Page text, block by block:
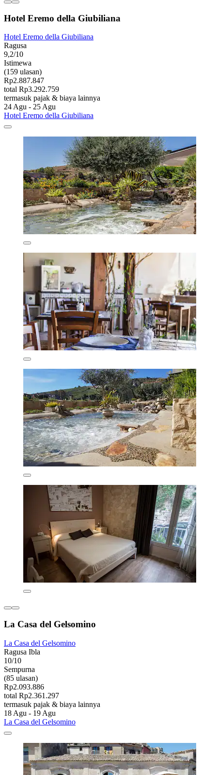
Hotel Eremo della Giubiliana
Hotel Eremo della Giubiliana
Ragusa
9,2/10
Istimewa
(159 ulasan)
Rp2.887.847
total Rp3.292.759
termasuk pajak & biaya lainnya
24 Agu - 25 Agu
Hotel Eremo della Giubiliana
La Casa del Gelsomino
La Casa del Gelsomino
Ragusa Ibla
10/10
Sempurna
(85 ulasan)
Rp2.093.886
total Rp2.361.297
termasuk pajak & biaya lainnya
18 Agu - 19 Agu
La Casa del Gelsomino